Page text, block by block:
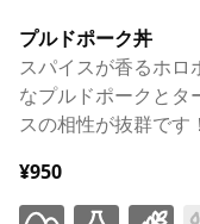
プルドポーク丼
スパイスが香るホロ
なプルドポークとタ
スの相性が抜群です！
¥950